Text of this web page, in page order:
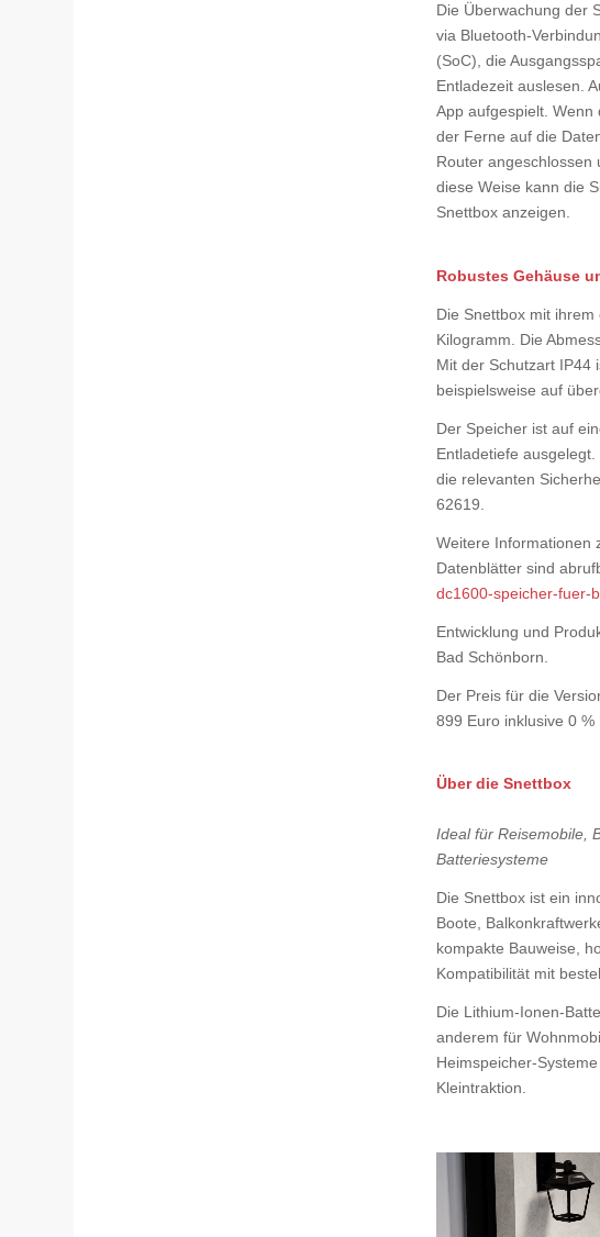
Die Überwachung der
via Bluetooth-
(SoC), die
Entladezeit auslesen.
App aufgespielt.
der Ferne auf die
Router angeschlossen
diese Weise kann die
Snettbox anzeigen.
Robustes Gehäuse
Die Snettbox mit
Kilogramm. Die
Mit der Schutzart IP44
beispielsweise auf
Der Speicher ist auf
Entladetiefe
die relevanten
62619.
Weitere Informationen
Datenblätter sind
dc1600-speicher-fuer-
Entwicklung und
Bad Schönborn.
Der Preis für die
899 Euro inklusive 0 %
Über die Snettbox
Ideal für Reisemobile,
Batteriesysteme
Die Snettbox ist ein
Boote,
kompakte Bauweise,
Kompatibilität mit
Die Lithium-Ionen-
anderem für
Kleintraktion.